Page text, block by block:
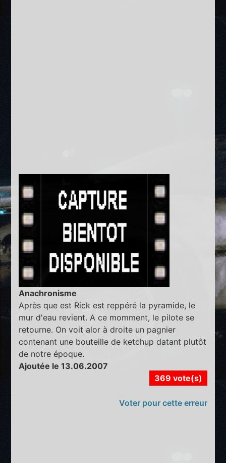
Anachronisme
Après que est Rick est reppéré la pyramide, le
mur d'eau revient. A ce momment, le pilote se
retourne. On voit alor à droite un pagnier
contenant une bouteille de ketchup datant plutôt
de notre époque.
Ajoutée le 13.06.2007
369 vote(s)
Voter pour cette erreur